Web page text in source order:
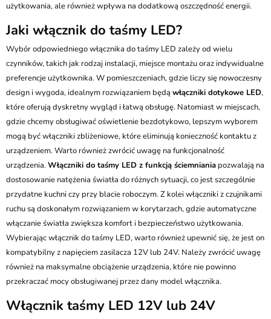
użytkowania, ale również wpływa na dodatkową oszczędność energii.
Jaki włącznik do taśmy LED?
Wybór odpowiedniego włącznika do taśmy LED zależy od wielu
czynników, takich jak rodzaj instalacji, miejsce montażu oraz indywidualne
preferencje użytkownika. W pomieszczeniach, gdzie liczy się nowoczesny
design i wygoda, idealnym rozwiązaniem będą włączniki dotykowe LED,
które oferują dyskretny wygląd i łatwą obsługę. Natomiast w miejscach,
gdzie chcemy obsługiwać oświetlenie bezdotykowo, lepszym wyborem
mogą być włączniki zbliżeniowe, które eliminują konieczność kontaktu z
urządzeniem. Warto również zwrócić uwagę na funkcjonalność
urządzenia.Włączniki do taśmy LED z funkcją ściemniania pozwalają na
dostosowanie natężenia światła do różnych sytuacji, co jest szczególnie
przydatne kuchni czy przy blacie roboczym. Z kolei włączniki z czujnikami
ruchu są doskonałym rozwiązaniem w korytarzach, gdzie automatyczne
włączanie światła zwiększa komfort i bezpieczeństwo użytkowania.
Wybierając włącznik do taśmy LED, warto również upewnić się, że jest on
kompatybilny z napięciem zasilacza 12V lub 24V. Należy zwrócić uwagę
również na maksymalne obciążenie urządzenia, które nie powinno
przekraczać mocy obsługiwanej przez dany model włącznika.
Włącznik taśmy LED 12V lub 24V